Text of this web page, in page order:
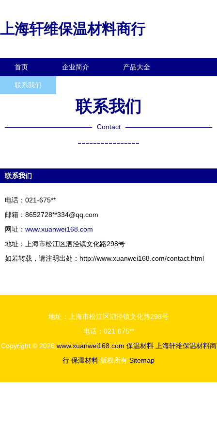
上海轩维保温材料商行
首页 企业简介 产品大全
联系我们
联系我们
Contact
----------------
联系我们
电话：021-675**
邮箱：8652728**334@qq.com
网址： www.xuanwei168.com
地址：上海市松江区泗泾镇文化路298号
如若转载，请注明出处：http://www.xuanwei168.com/contact.html
地址：上海市松江区泗泾镇文化路298号
电话：021-675**
Copyright © 2026 www.xuanwei168.com 保温材料
上海轩维保温材料商
行 保温材料 版权所有 Sitemap